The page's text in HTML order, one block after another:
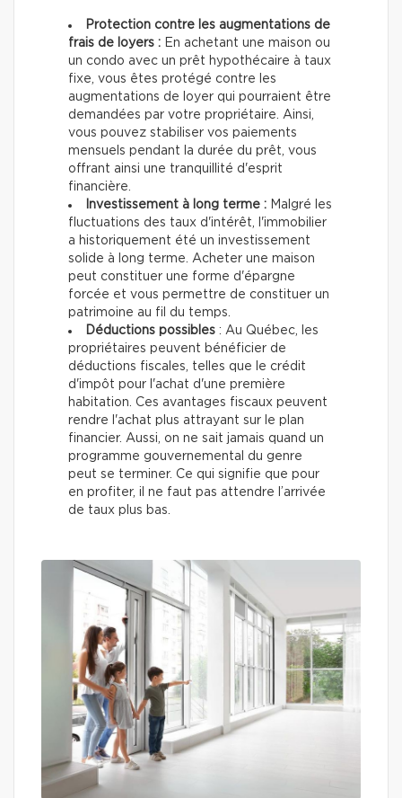
Protection contre les augmentations de
frais de loyers : En achetant une maison ou
un condo avec un prêt hypothécaire à taux
fixe, vous êtes protégé contre les
augmentations de loyer qui pourraient être
demandées par votre propriétaire. Ainsi,
vous pouvez stabiliser vos paiements
mensuels pendant la durée du prêt, vous
offrant ainsi une tranquillité d'esprit
financière.
Investissement à long terme : Malgré les
fluctuations des taux d'intérêt, l'immobilier
a historiquement été un investissement
solide à long terme. Acheter une maison
peut constituer une forme d'épargne
forcée et vous permettre de constituer un
patrimoine au fil du temps.
Déductions possibles : Au Québec, les
propriétaires peuvent bénéficier de
déductions fiscales, telles que le crédit
d'impôt pour l'achat d'une première
habitation. Ces avantages fiscaux peuvent
rendre l'achat plus attrayant sur le plan
financier. Aussi, on ne sait jamais quand un
programme gouvernemental du genre
peut se terminer. Ce qui signifie que pour
en profiter, il ne faut pas attendre l’arrivée
de taux plus bas.